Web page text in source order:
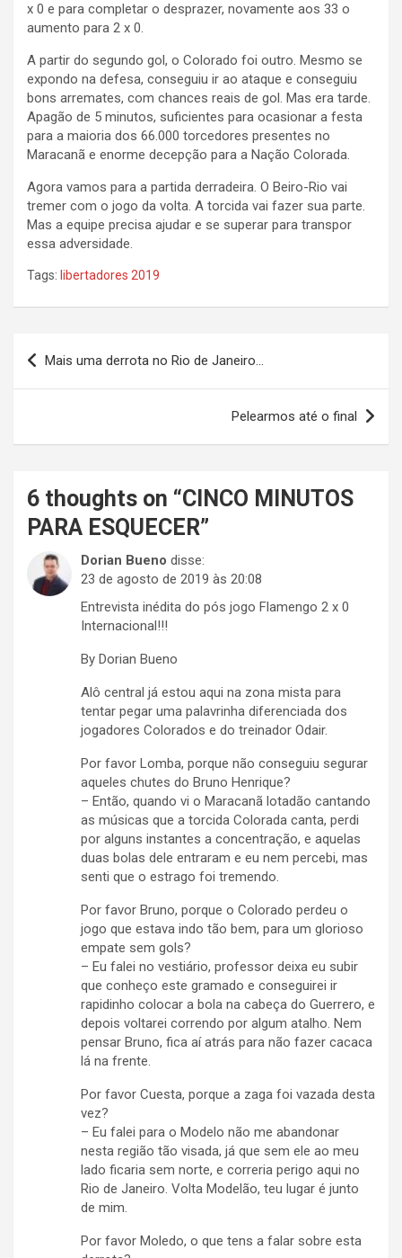
x 0 e para completar o desprazer, novamente aos 33 o
aumento para 2 x 0.
A partir do segundo gol, o Colorado foi outro. Mesmo se
expondo na defesa, conseguiu ir ao ataque e conseguiu
bons arremates, com chances reais de gol. Mas era tarde.
Apagão de 5 minutos, suficientes para ocasionar a festa
para a maioria dos 66.000 torcedores presentes no
Maracanã e enorme decepção para a Nação Colorada.
Agora vamos para a partida derradeira. O Beiro-Rio vai
tremer com o jogo da volta. A torcida vai fazer sua parte.
Mas a equipe precisa ajudar e se superar para transpor
essa adversidade.
Tags: libertadores 2019
Navegação
de
Mais uma derrota no Rio de Janeiro…
Pelearmos até o final
6 thoughts on “CINCO MINUTOS
PARA ESQUECER”
Dorian Bueno disse:
23 de agosto de 2019 às 20:08
Entrevista inédita do pós jogo Flamengo 2 x 0
Internacional!!!
By Dorian Bueno
Alô central já estou aqui na zona mista para
tentar pegar uma palavrinha diferenciada dos
jogadores Colorados e do treinador Odair.
Por favor Lomba, porque não conseguiu segurar
aqueles chutes do Bruno Henrique?
– Então, quando vi o Maracanã lotadão cantando
as músicas que a torcida Colorada canta, perdi
por alguns instantes a concentração, e aquelas
duas bolas dele entraram e eu nem percebi, mas
senti que o estrago foi tremendo.
Por favor Bruno, porque o Colorado perdeu o
jogo que estava indo tão bem, para um glorioso
empate sem gols?
– Eu falei no vestiário, professor deixa eu subir
que conheço este gramado e conseguirei ir
rapidinho colocar a bola na cabeça do Guerrero, e
depois voltarei correndo por algum atalho. Nem
pensar Bruno, fica aí atrás para não fazer cacaca
lá na frente.
Por favor Cuesta, porque a zaga foi vazada desta
vez?
– Eu falei para o Modelo não me abandonar
nesta região tão visada, já que sem ele ao meu
lado ficaria sem norte, e correria perigo aqui no
Rio de Janeiro. Volta Modelão, teu lugar é junto
de mim.
Por favor Moledo, o que tens a falar sobre esta